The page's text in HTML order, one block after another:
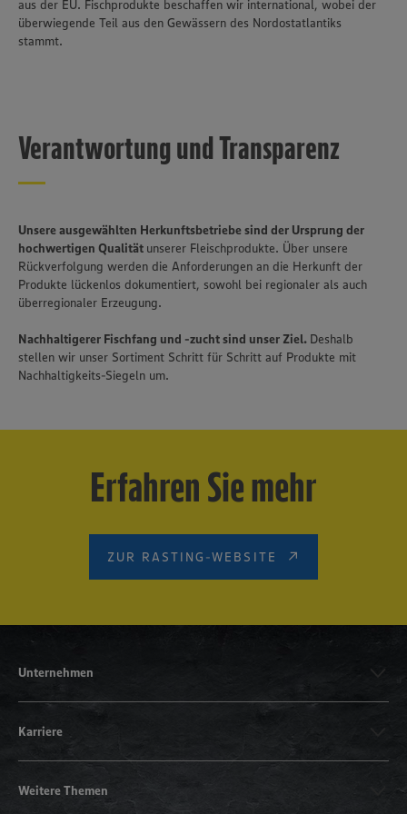
aus der EU. Fischprodukte beschaffen wir international, wobei der
überwiegende Teil aus den Gewässern des Nordostatlantiks
stammt.
Verantwortung und Transparenz
Unsere ausgewählten Herkunftsbetriebe sind der Ursprung der
hochwertigen Qualität unserer Fleischprodukte. Über unsere
Rückverfolgung werden die Anforderungen an die Herkunft der
Produkte lückenlos dokumentiert, sowohl bei regionaler als auch
überregionaler Erzeugung.
Nachhaltigerer Fischfang und -zucht sind unser Ziel. Deshalb
stellen wir unser Sortiment Schritt für Schritt auf Produkte mit
Nachhaltigkeits-Siegeln um.
Erfahren Sie mehr
ZUR RASTING-WEBSITE
Unternehmen
Karriere
Weitere Themen